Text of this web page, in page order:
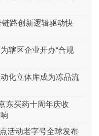
路创新逻辑驱动快
辖区企业开办“合规
化立体库成为冻品流
东买药十周年庆收
活动老字号全球发布